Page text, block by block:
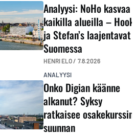
Analyysi: NoHo kasvaa
kaikilla alueilla – Hook
ja Stefan’s laajentavat
Suomessa
HENRI ELO / 7.8.2026
ANALYYSI
Onko Digian käänne
alkanut? Syksy
ratkaisee osakekurssin
suunnan